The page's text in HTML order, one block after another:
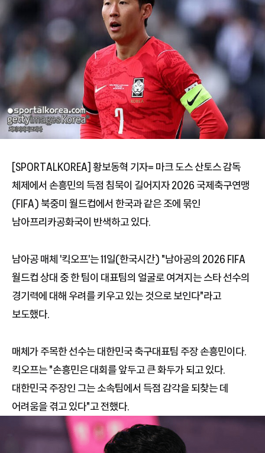
[SPORTALKOREA] 황보동혁 기자= 마크 도스 산토스 감독
체제에서 손흥민의 득점 침묵이 길어지자 2026 국제축구연맹
(FIFA) 북중미 월드컵에서 한국과 같은 조에 묶인
남아프리카공화국이 반색하고 있다.
남아공 매체 '킥오프'는 11일(한국시간) "남아공의 2026 FIFA
월드컵 상대 중 한 팀이 대표팀의 얼굴로 여겨지는 스타 선수의
경기력에 대해 우려를 키우고 있는 것으로 보인다"라고
보도했다.
매체가 주목한 선수는 대한민국 축구대표팀 주장 손흥민이다.
킥오프는 "손흥민은 대회를 앞두고 큰 화두가 되고 있다.
대한민국 주장인 그는 소속팀에서 득점 감각을 되찾는 데
어려움을 겪고 있다"고 전했다.